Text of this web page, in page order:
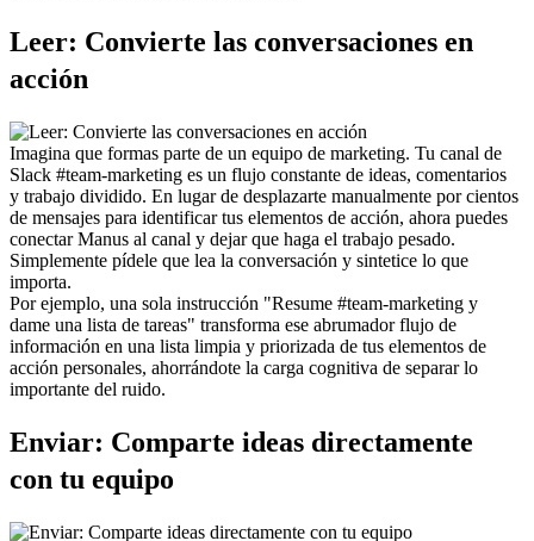
Leer: Convierte las conversaciones en
acción
Imagina que formas parte de un equipo de marketing. Tu canal de
Slack #team-marketing es un flujo constante de ideas, comentarios
y trabajo dividido. En lugar de desplazarte manualmente por cientos
de mensajes para identificar tus elementos de acción, ahora puedes
conectar Manus al canal y dejar que haga el trabajo pesado.
Simplemente pídele que lea la conversación y sintetice lo que
importa.
Por ejemplo, una sola instrucción "Resume #team-marketing y
dame una lista de tareas" transforma ese abrumador flujo de
información en una lista limpia y priorizada de tus elementos de
acción personales, ahorrándote la carga cognitiva de separar lo
importante del ruido.
Enviar: Comparte ideas directamente
con tu equipo